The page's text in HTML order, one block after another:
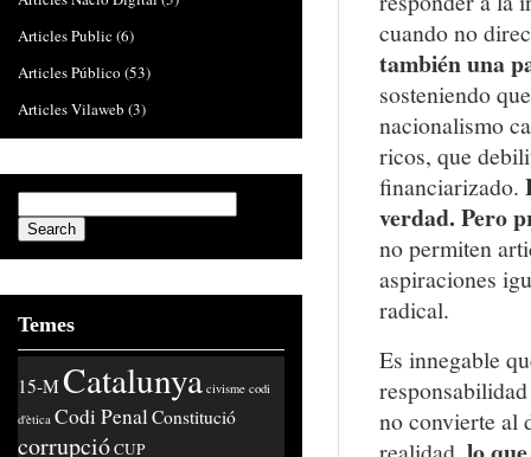
cuando no
también una
sosteniendo
nacionalismo
ricos, que
financiarizado.
verdad. Pero
no permiten
aspiraciones
radical.
Es innegable
no convierte al
Articles Public(6)
Articles Público (53)
Articles Vilaweb (3)
Temes
15-MCatalunya civisme codi
d'ètica Codi PenalConstitució
corrupcióCUP